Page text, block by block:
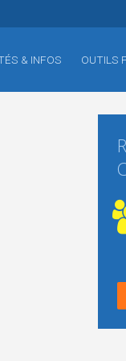
& INFOS OUTILS